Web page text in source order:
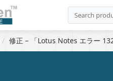
修正 – 「Lotus Notes エラー